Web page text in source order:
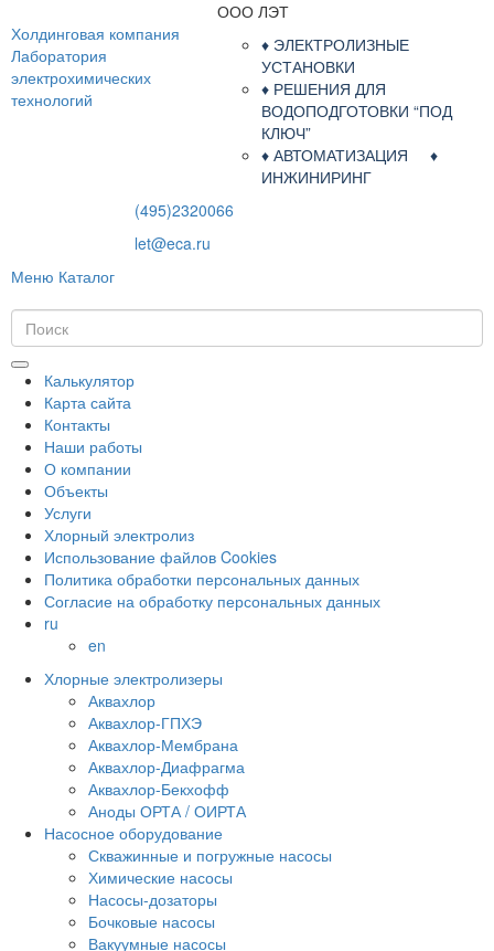
Холдинговая компания
Лаборатория
электрохимических
технологий
ООО ЛЭТ
♦ ЭЛЕКТРОЛИЗНЫЕ
УСТАНОВКИ
♦ РЕШЕНИЯ ДЛЯ
ВОДОПОДГОТОВКИ “ПОД
КЛЮЧ”
♦ АВТОМАТИЗАЦИЯ ♦
ИНЖИНИРИНГ
(495)2320066
let@eca.ru
Меню Каталог
Калькулятор
Карта сайта
Контакты
Наши работы
О компании
Объекты
Услуги
Хлорный электролиз
Использование файлов Cookies
Политика обработки персональных данных
Согласие на обработку персональных данных
ru
en
Хлорные электролизеры
Аквахлор
Аквахлор-ГПХЭ
Аквахлор-Мембрана
Аквахлор-Диафрагма
Аквахлор-Бекхофф
Аноды ОРТА / ОИРТА
Насосное оборудование
Скважинные и погружные насосы
Химические насосы
Насосы-дозаторы
Бочковые насосы
Вакуумные насосы